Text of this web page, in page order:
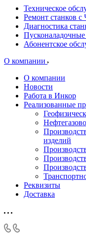
Техническое
Ремонт станков
Диагностика
Абонентское
О компании
О компании
Новости
Работа в Инкор
Реализованные
изделий
Реквизиты
Доставка